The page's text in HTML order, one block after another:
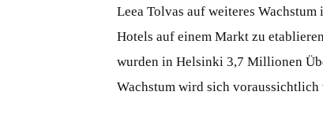
Leea Tolvas auf weiteres
Hotels auf einem Markt zu
wurden in Helsinki 3,7 Millionen
Wachstum wird sich voraussichtlich